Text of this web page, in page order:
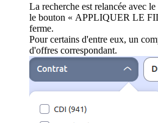
La recherche est relancée avec
le bouton « APPLIQUER LE
ferme.
Pour certains d'entre eux, un
d'offres correspondant.